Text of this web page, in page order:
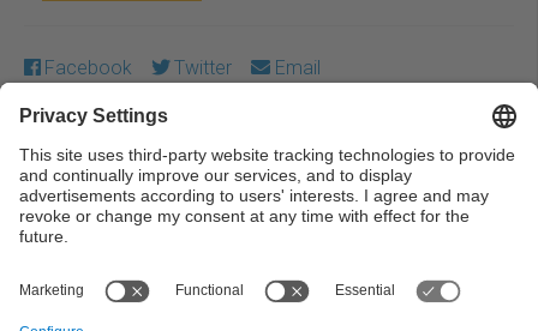
Facebook Twitter Email
Except where otherwise noted, content on this work is
licensed under a Creative Commons license:Attribution-
NonCommercial-NoDerivs 4.0 Generic